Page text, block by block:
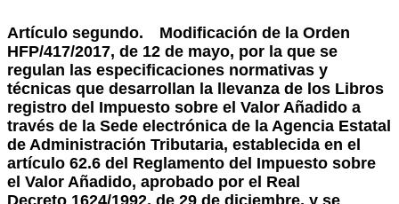
Artículo segundo. Modificación de la Orden
HFP/417/2017, de 12 de mayo, por la que se
regulan las especificaciones normativas y
técnicas que desarrollan la llevanza de los Libros
registro del Impuesto sobre el Valor Añadido a
través de la Sede electrónica de la Agencia Estatal
de Administración Tributaria, establecida en el
artículo 62.6 del Reglamento del Impuesto sobre
el Valor Añadido, aprobado por el Real
Decreto 1624/1992, de 29 de diciembre, y se